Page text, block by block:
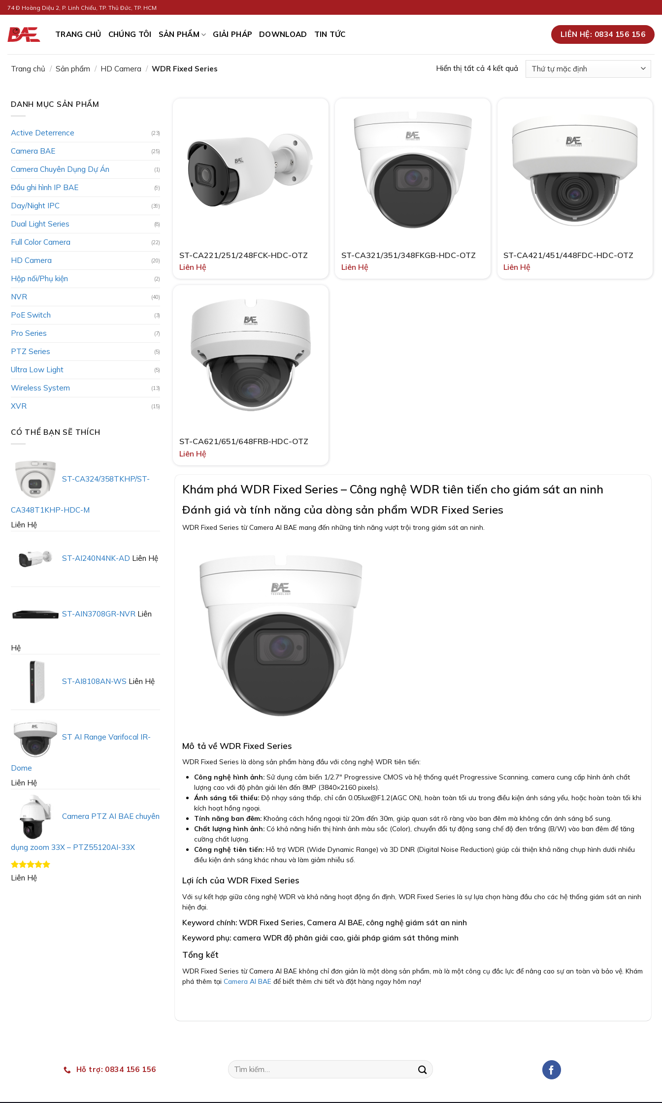
Skip
to
content
74 Đ Hoàng Diệu 2, P. Linh Chiểu, TP. Thủ Đức, TP. HCM
TRANG CHỦ CHÚNG TÔI SẢN PHẨM GIẢI PHÁP DOWNLOAD TIN TỨC LIÊN HỆ: 0834 156 156
Trang chủ / Sản phẩm / HD Camera / WDR Fixed Series Hiển thị tất cả 4 kết quả
DANH MỤC SẢN PHẨM
Active Deterrence (23)
Camera BAE (25)
Camera Chuyên Dụng Dự Án (1)
Đầu ghi hình IP BAE (9)
Day/Night IPC (39)
Dual Light Series (8)
Full Color Camera (22)
HD Camera (20)
Hộp nối/Phụ kiện (2)
NVR (40)
PoE Switch (3)
Pro Series (7)
PTZ Series (5)
Ultra Low Light (5)
Wireless System (13)
XVR (15)
CÓ THỂ BẠN SẼ THÍCH
ST-CA324/358TKHP/ST-
CA348T1KHP-HDC-M
Liên Hệ
ST-AI240N4NK-AD Liên Hệ
ST-AIN3708GR-NVR Liên
Hệ
ST-AI8108AN-WS Liên Hệ
ST AI Range Varifocal IR-
Dome
Liên Hệ
Camera PTZ AI BAE chuyên
dụng zoom 33X – PTZ55120AI-33X
Được xếp
5.00
Liên Hệ
ST-CA221/251/248FCK-HDC-OTZ
Liên Hệ
ST-CA321/351/348FKGB-HDC-OTZ
Liên Hệ
ST-CA421/451/448FDC-HDC-OTZ
Liên Hệ
ST-CA621/651/648FRB-HDC-OTZ
Liên Hệ
Khám phá WDR Fixed Series – Công nghệ WDR tiên tiến cho giám sát an ninh
Đánh giá và tính năng của dòng sản phẩm WDR Fixed Series
WDR Fixed Series từ Camera AI BAE mang đến những tính năng vượt trội trong giám sát an ninh.
Mô tả về WDR Fixed Series
WDR Fixed Series là dòng sản phẩm hàng đầu với công nghệ WDR tiên tiến:
Công nghệ hình ảnh:Sử dụng cảm biến 1/2.7″ Progressive CMOS và hệ thống quét Progressive Scanning, camera cung cấp hình ảnh chất
lượng cao với độ phân giải lên đến 8MP (3840×2160 pixels).
Ánh sáng tối thiểu:Độ nhạy sáng thấp, chỉ cần 0.05lux@F1.2(AGC ON), hoàn toàn tối ưu trong điều kiện ánh sáng yếu, hoặc hoàn toàn tối khi
kích hoạt hồng ngoại.
Tính năng ban đêm:Khoảng cách hồng ngoại từ 20m đến 30m, giúp quan sát rõ ràng vào ban đêm mà không cần ánh sáng bổ sung.
Chất lượng hình ảnh:Có khả năng hiển thị hình ảnh màu sắc (Color), chuyển đổi tự động sang chế độ đen trắng (B/W) vào ban đêm để tăng
cường chất lượng.
Công nghệ tiên tiến:Hỗ trợ WDR (Wide Dynamic Range) và 3D DNR (Digital Noise Reduction) giúp cải thiện khả năng chụp hình dưới nhiều
điều kiện ánh sáng khác nhau và làm giảm nhiễu số.
Lợi ích của WDR Fixed Series
Với sự kết hợp giữa công nghệ WDR và khả năng hoạt động ổn định, WDR Fixed Series là sự lựa chọn hàng đầu cho các hệ thống giám sát an ninh
hiện đại.
Keyword chính: WDR Fixed Series, Camera AI BAE, công nghệ giám sát an ninh
Keyword phụ: camera WDR độ phân giải cao, giải pháp giám sát thông minh
Tổng kết
WDR Fixed Series từ Camera AI BAE không chỉ đơn giản là một dòng sản phẩm, mà là một công cụ đắc lực để nâng cao sự an toàn và bảo vệ. Khám
phá thêm tại Camera AI BAE để biết thêm chi tiết và đặt hàng ngay hôm nay!
Hỗ trợ: 0834 156 156
Tìm
kiếm: